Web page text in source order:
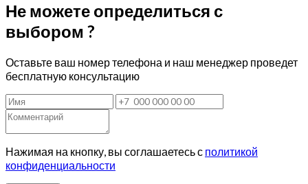
Не можете определиться с
выбором ?
Оставьте ваш номер телефона и наш менеджер проведет
бесплатную консультацию
Нажимая на кнопку, вы соглашаетесь с политикой
конфиденциальности